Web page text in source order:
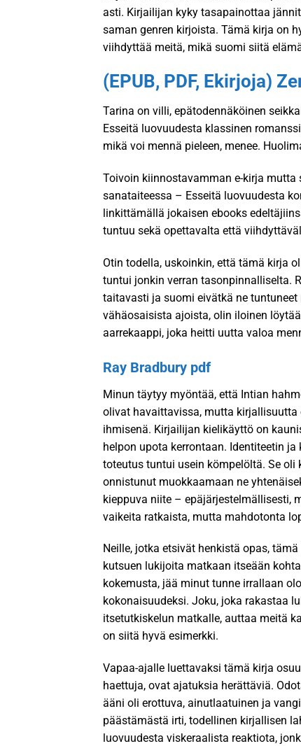
asti. Kirjailijan kyky tasapainottaa
saman genren kirjoista. Tämä kirja on
viihdyttää meitä, mikä suomi siitä
(EPUB, PDF, Ekirjoja)
Tarina on villi, epätodennäköinen
Esseitä luovuudesta klassinen
mikä voi mennä pieleen, menee.
Toivoin kiinnostavamman e-kirja
sanataiteessa – Esseitä luovuudesta
linkittämällä jokaisen ebooks
tuntuu sekä opettavalta että
Otin todella, uskoinkin, että tämä kirja
tuntui jonkin verran tasonpinnalliselta.
taitavasti ja suomi eivätkä ne
vähäosaisista ajoista, olin iloinen
aarrekaappi, joka heitti uutta valoa
Ray Bradbury pdf
Minun täytyy myöntää, että Intian
olivat havaittavissa, mutta
ihmisenä. Kirjailijan kielikäyttö on
helpon upota kerrontaan. Identiteetin
toteutus tuntui usein kömpelöltä. Se
onnistunut muokkaamaan ne
kieppuva niite – epäjärjestelmällisesti,
vaikeita ratkaista, mutta mahdotonta
Neille, jotka etsivät henkistä opas,
kutsuen lukijoita matkaan itseään
kokemusta, jää minut tunne irrallaan
kokonaisuudeksi. Joku, joka rakastaa
itsetutkiskelun matkalle, auttaa meitä
on siitä hyvä esimerkki.
Vapaa-ajalle luettavaksi tämä kirja
haettuja, ovat ajatuksia herättäviä.
ääni oli erottuva, ainutlaatuinen ja
päästämästä irti, todellinen kirjallisen
luovuudesta viskeraalista reaktiota,